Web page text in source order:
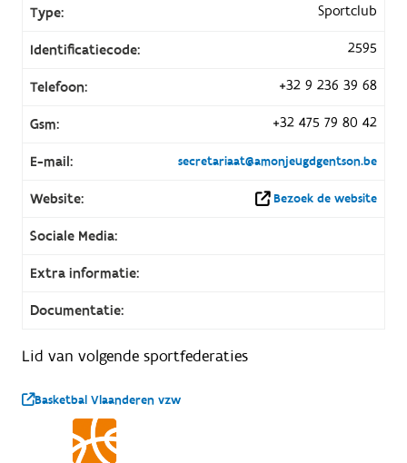
Type: Sportclub
Identificatiecode: 2595
Telefoon: +32 9 236 39 68
Gsm: +32 475 79 80 42
E-mail: secretariaat@amonjeugdgentson.be
Website: Bezoek de website
Sociale Media:
Extra informatie:
Documentatie:
Lid van volgende sportfederaties
Basketbal Vlaanderen vzw